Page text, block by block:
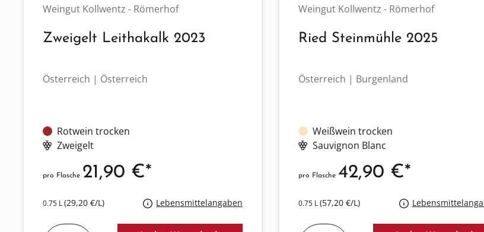
Weingut Kollwentz - Römerhof
Zweigelt Leithakalk 2023
Österreich | Österreich
Rotwein trocken
Zweigelt
0.75 L(29,20 €/L) Lebensmittelangaben
pro Flasche 21,90 €*
Weingut Kollwentz - Römerhof
Ried Steinmühle 2025
Österreich | Burgenland
Weißwein trocken
Sauvignon Blanc
0.75 L(57,20 €/L)
pro Flasche42,90 €*